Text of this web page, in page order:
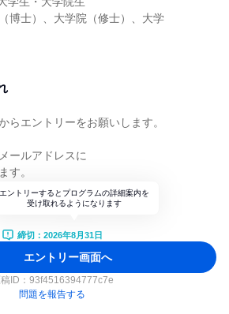
博士）、大学院（修士）、大学
らエントリーをお願いします。
ールアドレスに
す。
エントリーするとプログラムの詳細案内を
受け取れるようになります
締切：2026年8月31日
エントリー画面へ
ID： 93f4516394777c7e
問題を報告する